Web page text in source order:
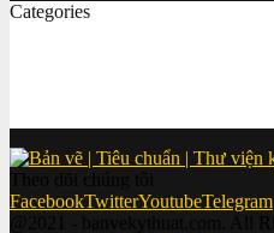
Categories
FacebookTwitterYoutubeTelegram